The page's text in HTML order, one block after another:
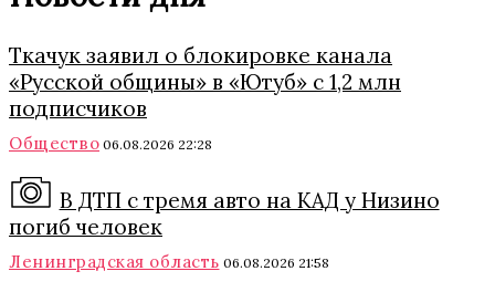
Ткачук заявил о блокировке канала
«Русской общины» в «Ютуб» с 1,2 млн
подписчиков
Общество 06.08.2026 22:28
В ДТП с тремя авто на КАД у Низино
погиб человек
Ленинградская область 06.08.2026 21:58